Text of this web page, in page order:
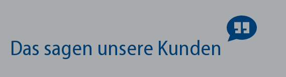
Das sagen unsere Kunden